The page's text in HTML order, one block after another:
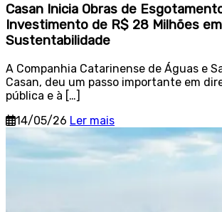
Casan Inicia Obras de
Investimento de R$ 28 Milhões
Sustentabilidade
A Companhia Catarinense de Águas e
Casan, deu um passo importante em
pública e à […]
14/05/26 Ler mais